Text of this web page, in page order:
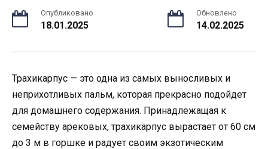
Опубликовано
18.01.2025
Обновлено
14.02.2025
Трахикарпус — это одна из самых выносливых и
неприхотливых пальм, которая прекрасно подойдет
для домашнего содержания. Принадлежащая к
семейству арековых, трахикарпус вырастает от 60 см
до 3 м в горшке и радует своим экзотическим